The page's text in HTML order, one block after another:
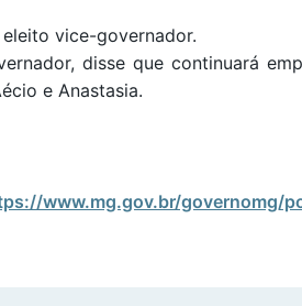
vice-governador.
disse que continuará
e Anastasia.
www.mg.gov.br/governomg/